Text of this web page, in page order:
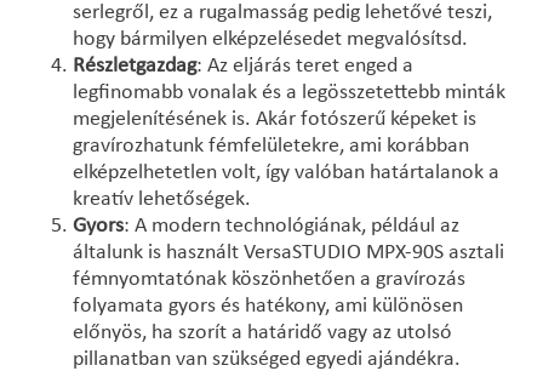
serlegről, ez a rugalmasság pedig lehetővé teszi,
hogy bármilyen elképzelésedet megvalósítsd.
Részletgazdag: Az eljárás teret enged a
legfinomabb vonalak és a legösszetettebb minták
megjelenítésének is. Akár fotószerű képeket is
gravírozhatunk fémfelületekre, ami korábban
elképzelhetetlen volt, így valóban határtalanok a
kreatív lehetőségek.
Gyors: A modern technológiának, például az
általunk is használt VersaSTUDIO MPX-90S asztali
fémnyomtatónak köszönhetően a gravírozás
folyamata gyors és hatékony, ami különösen
előnyös, ha szorít a határidő vagy az utolsó
pillanatban van szükséged egyedi ajándékra.